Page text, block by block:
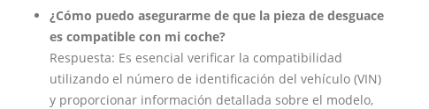
¿Cómo puedo asegurarme de que la pieza de desguace
es compatible con mi coche?
Respuesta: Es esencial verificar la compatibilidad
utilizando el número de identificación del vehículo (VIN)
y proporcionar información detallada sobre el modelo,